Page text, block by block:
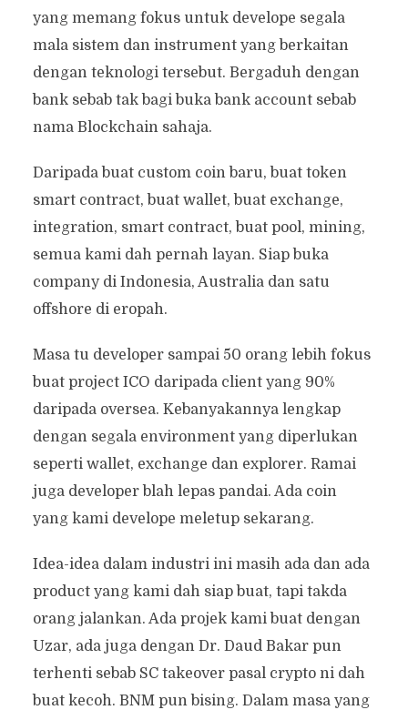
yang memang fokus untuk develope segala
mala sistem dan instrument yang berkaitan
dengan teknologi tersebut. Bergaduh dengan
bank sebab tak bagi buka bank account sebab
nama Blockchain sahaja.
Daripada buat custom coin baru, buat token
smart contract, buat wallet, buat exchange,
integration, smart contract, buat pool, mining,
semua kami dah pernah layan. Siap buka
company di Indonesia, Australia dan satu
offshore di eropah.
Masa tu developer sampai 50 orang lebih fokus
buat project ICO daripada client yang 90%
daripada oversea. Kebanyakannya lengkap
dengan segala environment yang diperlukan
seperti wallet, exchange dan explorer. Ramai
juga developer blah lepas pandai. Ada coin
yang kami develope meletup sekarang.
Idea-idea dalam industri ini masih ada dan ada
product yang kami dah siap buat, tapi takda
orang jalankan. Ada projek kami buat dengan
Uzar, ada juga dengan Dr. Daud Bakar pun
terhenti sebab SC takeover pasal crypto ni dah
buat kecoh. BNM pun bising. Dalam masa yang